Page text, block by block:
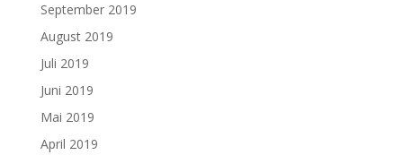
September 2019
August 2019
Juli 2019
Juni 2019
Mai 2019
April 2019